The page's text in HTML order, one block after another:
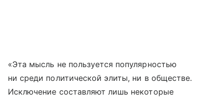
«Эта мысль не пользуется популярностью
ни среди политической элиты, ни в обществе.
Исключение составляют лишь некоторые